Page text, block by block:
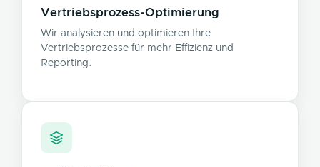
Vertriebsprozess-Optimierung
Wir analysieren und optimieren Ihre
Vertriebsprozesse für mehr Effizienz und
Reporting.